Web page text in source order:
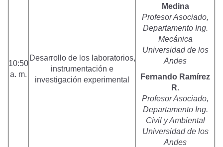
10:50
a. m.
Desarrollo de los laboratorios,
instrumentación e
investigación experimental
Medina
Profesor Asociado,
Departamento Ing.
Mecánica
Universidad de los
Andes
Fernando Ramírez
R.
Profesor Asociado,
Departamento Ing.
Civil y Ambiental
Universidad de los
Andes